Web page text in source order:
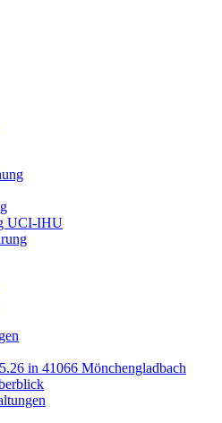
UCI-IHU
in 41066 Mönchengladbach